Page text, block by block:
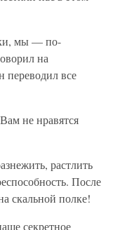
мы — по-
на
переводил все
не нравятся
растлить
После
скальной полке!
секретное